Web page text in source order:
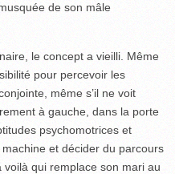
de son mâle
le concept a vieilli. Même
pour percevoir les
même s’il ne voit
à gauche, dans la porte
psychomotrices et
et décider du parcours
qui remplace son mari au